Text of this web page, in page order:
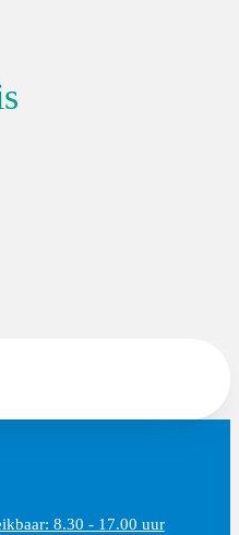
8.30 - 17.00 uur